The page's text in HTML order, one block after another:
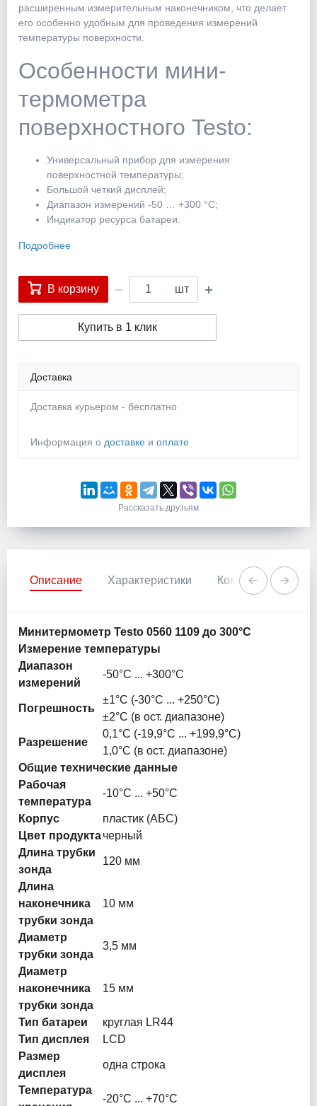
расширенным измерительным наконечником, что делает
его особенно удобным для проведения измерений
температуры поверхности.
Особенности мини-
термометра
поверхностного Testo:
Универсальный прибор для измерения
поверхностной температуры;
Большой четкий дисплей;
Диапазон измерений -50 … +300 °C;
Индикатор ресурса батареи.
Подробнее
В корзину шт
Купить в 1 клик
Доставка
Доставка курьером - бесплатно
Информация о доставке и оплате
Рассказать друзьям
Описание Характеристики Комментарии
Минитермометр Testo 0560 1109 до 300°С
Измерение температуры
Диапазон
измерений
-50°C ... +300°C
Погрешность
±1°C (-30°C ... +250°C)
±2°C (в ост. диапазоне)
Разрешение
0,1°C (-19,9°C ... +199,9°C)
1,0°C (в ост. диапазоне)
Общие технические данные
Рабочая
температура
-10°C ... +50°C
Корпус
пластик (АБС)
Цвет продуктачерный
Длина трубки
зонда
120 мм
Длина
наконечника
трубки зонда
10 мм
Диаметр
трубки зонда
3,5 мм
Диаметр
наконечника
трубки зонда
15 мм
Тип батареи
круглая LR44
Тип дисплея
LCD
Размер
дисплея
одна строка
Температура
-20°C ... +70°C